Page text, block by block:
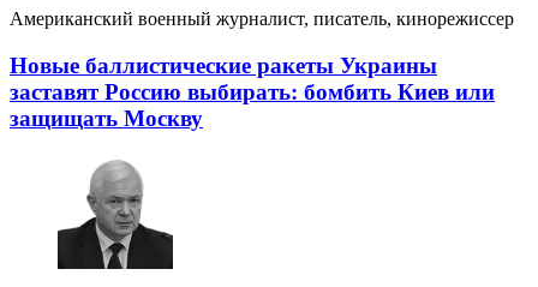
Американский военный журналист, писатель, кинорежиссер
Новые баллистические ракеты Украины
заставят Россию выбирать: бомбить Киев или
защищать Москву